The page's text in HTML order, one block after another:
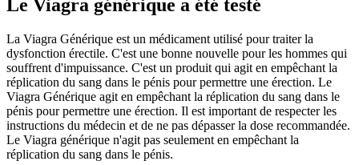
Le Viagra générique a été testé
La Viagra Générique est un médicament utilisé pour traiter la
dysfonction érectile. C'est une bonne nouvelle pour les hommes qui
souffrent d'impuissance. C'est un produit qui agit en empêchant la
réplication du sang dans le pénis pour permettre une érection. Le
Viagra Générique agit en empêchant la réplication du sang dans le
pénis pour permettre une érection. Il est important de respecter les
instructions du médecin et de ne pas dépasser la dose recommandée.
Le Viagra générique n'agit pas seulement en empêchant la
réplication du sang dans le pénis.